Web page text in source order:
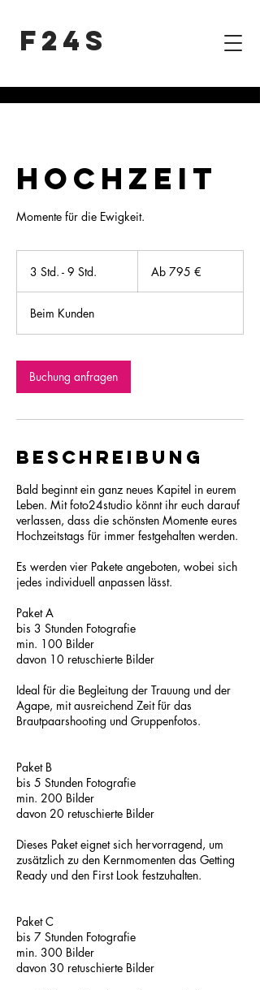
F24S
HOCHZEIT
Momente für die Ewigkeit.
3 Std. - 9 Std.
.
9
S
t
EuroAb 795 €
Beim Kunden
Buchung anfragen
Beschreibung
Bald beginnt ein ganz neues Kapitel in eurem
Leben. Mit foto24studio könnt ihr euch darauf
verlassen, dass die schönsten Momente eures
Hochzeitstags für immer festgehalten werden.
Es werden vier Pakete angeboten, wobei sich
jedes individuell anpassen lässt.
Paket A
bis 3 Stunden Fotografie
min. 100 Bilder
davon 10 retuschierte Bilder
Ideal für die Begleitung der Trauung und der
Agape, mit ausreichend Zeit für das
Brautpaarshooting und Gruppenfotos.
Paket B
bis 5 Stunden Fotografie
min. 200 Bilder
davon 20 retuschierte Bilder
Dieses Paket eignet sich hervorragend, um
zusätzlich zu den Kernmomenten das Getting
Ready und den First Look festzuhalten.
Paket C
bis 7 Stunden Fotografie
min. 300 Bilder
davon 30 retuschierte Bilder